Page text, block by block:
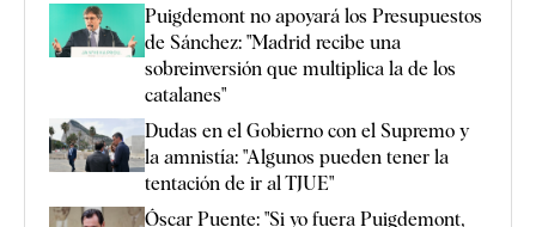
Puigdemont no apoyará los Presupuestos
de Sánchez: "Madrid recibe una
sobreinversión que multiplica la de los
catalanes"
Dudas en el Gobierno con el Supremo y
la amnistía: "Algunos pueden tener la
tentación de ir al TJUE"
Óscar Puente: "Si yo fuera Puigdemont,